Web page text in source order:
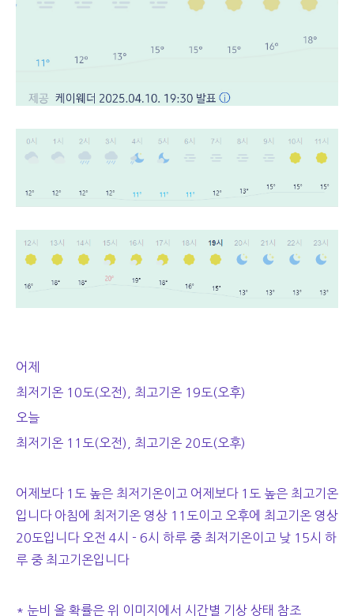
어제
최저기온 10도(오전), 최고기온 19도(오후)
오늘
최저기온 11도(오전), 최고기온 20도(오후)
어제보다 1도 높은 최저기온이고 어제보다 1도 높은 최고기온
입니다 아침에 최저기온 영상 11도이고 오후에 최고기온 영상
20도입니다 오전 4시 - 6시 하루 중 최저기온이고 낮 15시 하
루 중 최고기온입니다
* 눈비 올 확률은 위 이미지에서 시간별 기상 상태 참조